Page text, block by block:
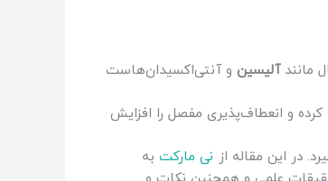
مانندآلیسین و آنتی‌اکسیدان‌هاست
و انعطاف‌پذیری مفصل را افزایش
در این مقاله از نی مارکت به